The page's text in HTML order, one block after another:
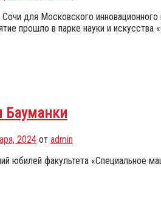
для Московского
прошло в парке науки и искусства
Бауманки
2024 от admin
юбилей факультета «Специальное